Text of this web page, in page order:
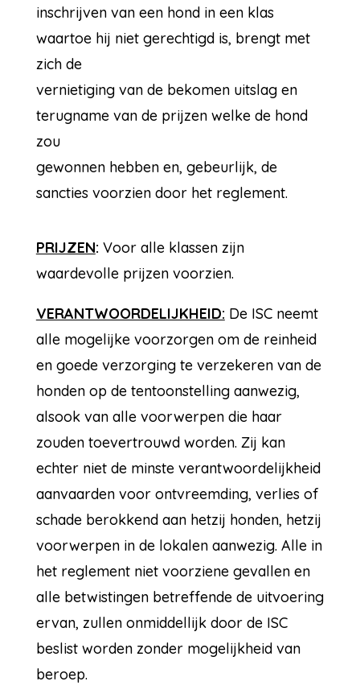
inschrijven van een hond in een klas
waartoe hij niet gerechtigd is, brengt met
zich de
vernietiging van de bekomen uitslag en
terugname van de prijzen welke de hond
zou
gewonnen hebben en, gebeurlijk, de
sancties voorzien door het reglement.
PRIJZEN: Voor alle klassen zijn
waardevolle prijzen voorzien.
VERANTWOORDELIJKHEID: De ISC neemt
alle mogelijke voorzorgen om de reinheid
en goede verzorging te verzekeren van de
honden op de tentoonstelling aanwezig,
alsook van alle voorwerpen die haar
zouden toevertrouwd worden. Zij kan
echter niet de minste verantwoordelijkheid
aanvaarden voor ontvreemding, verlies of
schade berokkend aan hetzij honden, hetzij
voorwerpen in de lokalen aanwezig. Alle in
het reglement niet voorziene gevallen en
alle betwistingen betreffende de uitvoering
ervan, zullen onmiddellijk door de ISC
beslist worden zonder mogelijkheid van
beroep.